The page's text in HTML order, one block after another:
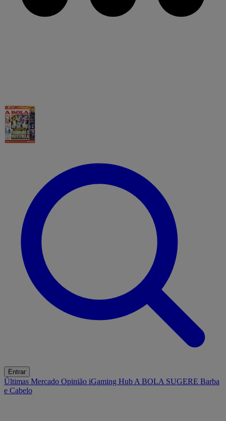
Entrar
Últimas Mercado Opinião iGaming Hub A BOLA SUGERE Barba
e Cabelo